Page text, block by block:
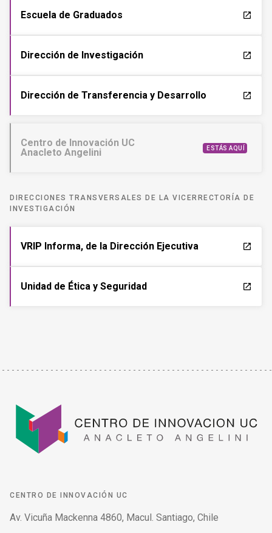
Escuela de Graduados launch
Dirección de Investigación launch
Dirección de Transferencia y Desarrollo launch
Centro de Innovación UC
Anacleto Angelini
ESTÁS AQUÍ
DIRECCIONES TRANSVERSALES DE LA VICERRECTORÍA DE
INVESTIGACIÓN
VRIP Informa, de la Dirección Ejecutiva launch
Unidad de Ética y Seguridad launch
CENTRO DE INNOVACIÓN UC
Av. Vicuña Mackenna 4860, Macul. Santiago, Chile